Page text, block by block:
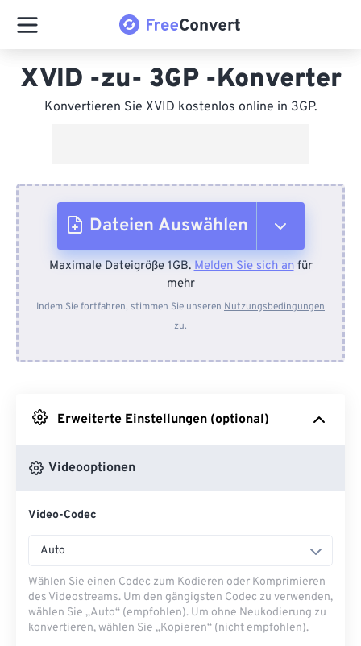
XVID -zu- 3GP -Konverter
Konvertieren Sie XVID kostenlos online in 3GP.
Dateien Auswählen
Vom Gerät
Von Dropbox
Maximale Dateigröße 1GB.Melden Sie sich anfür
mehr
Indem Sie fortfahren, stimmen Sie unseren Nutzungsbedingungen
zu.
Erweiterte Einstellungen (optional)
Videooptionen
Video-Codec
Auto
Wählen Sie einen Codec zum Kodieren oder Komprimieren
des Videostreams. Um den gängigsten Codec zu verwenden,
wählen Sie „Auto“ (empfohlen). Um ohne Neukodierung zu
konvertieren, wählen Sie „Kopieren“ (nicht empfohlen).